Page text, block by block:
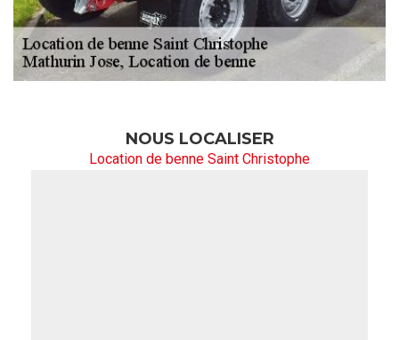
NOUS LOCALISER
Location de benne Saint Christophe